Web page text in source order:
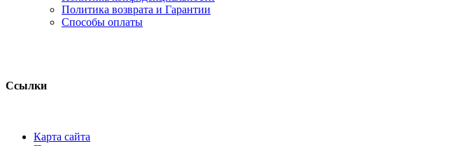
Политика возврата и Гарантии
Способы оплаты
Ссылки
Карта сайта